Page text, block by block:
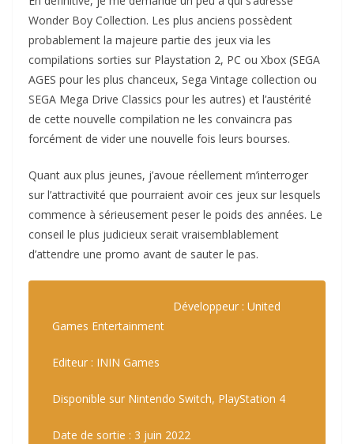
Wonder Boy Collection. Les plus anciens possèdent
probablement la majeure partie des jeux via les
compilations sorties sur Playstation 2, PC ou Xbox (SEGA
AGES pour les plus chanceux, Sega Vintage collection ou
SEGA Mega Drive Classics pour les autres) et l’austérité
de cette nouvelle compilation ne les convaincra pas
forcément de vider une nouvelle fois leurs bourses.
Quant aux plus jeunes, j’avoue réellement m’interroger
sur l’attractivité que pourraient avoir ces jeux sur lesquels
commence à sérieusement peser le poids des années. Le
conseil le plus judicieux serait vraisemblablement
d’attendre une promo avant de sauter le pas.
Développeur : United
Games Entertainment
Editeur : ININ Games
Disponible sur Nintendo Switch, PlayStation 4
Date de sortie : 3 juin 2022